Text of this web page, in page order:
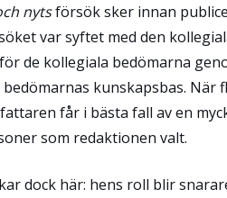
nytsförsök sker innan
var syftet med den
de kollegiala bedömarna
kunskapsbas.
får i bästa fall av en
som redaktionen valt.
dock här: hens roll blir